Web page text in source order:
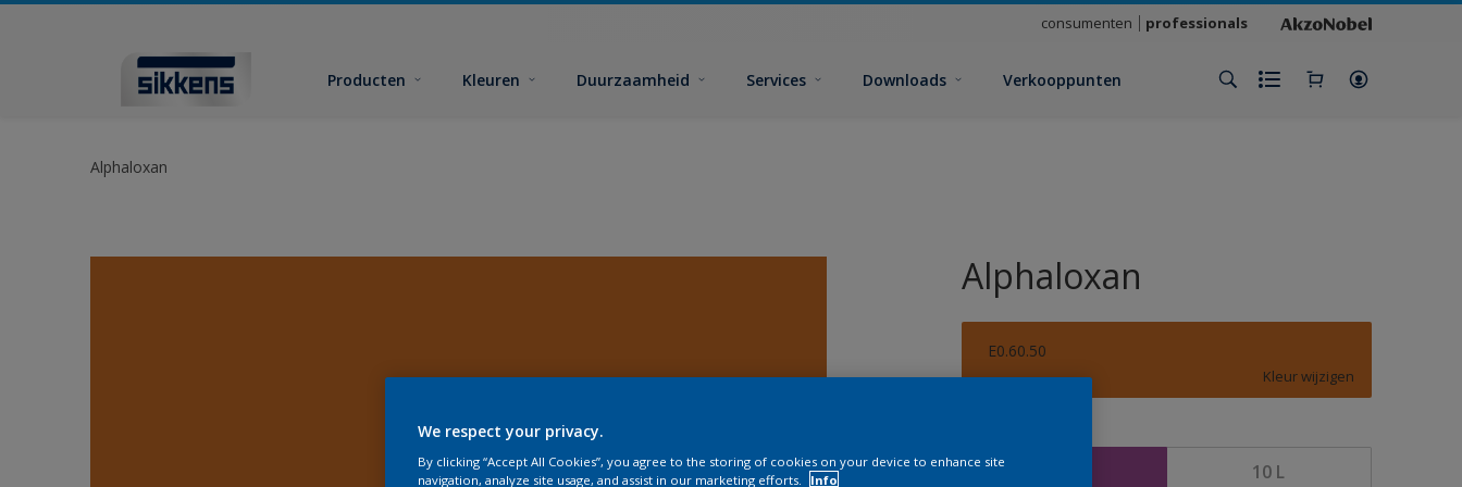
consumenten professionals
Producten Kleuren Duurzaamheid Services Downloads Verkooppunten
Alphaloxan
Alphaloxan
E0.60.50
Kleur wijzigen
10 L
We respect your privacy.
By clicking “Accept All Cookies”, you agree to the storing of cookies on your device to enhance site
navigation, analyze site usage, and assist in our marketing efforts.
Info